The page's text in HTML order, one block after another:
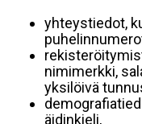
yhteystiedot,
nimimerkki,
yksilöivä
äidinkieli,